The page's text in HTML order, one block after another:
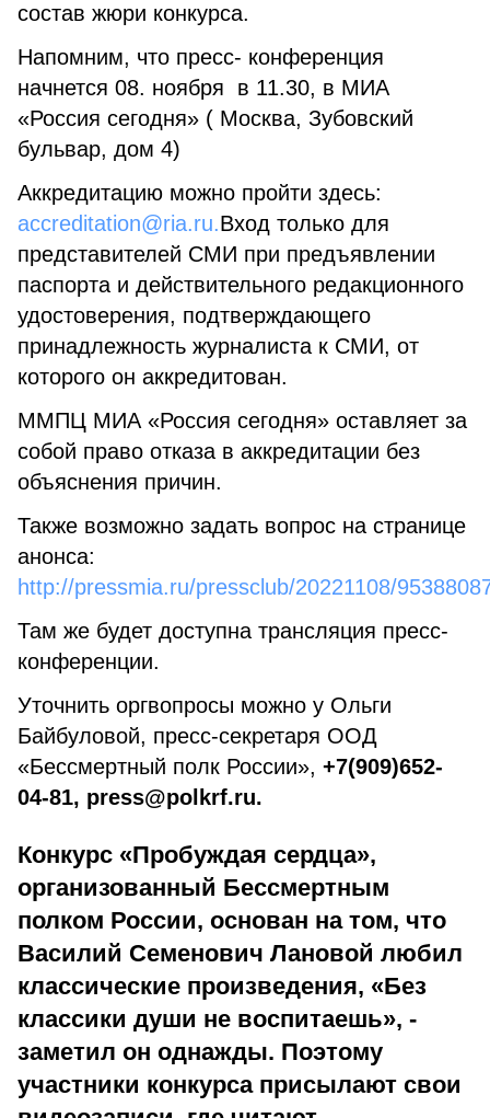
состав жюри конкурса.
Напомним, что пресс- конференция
начнется 08. ноября в 11.30, в МИА
«Россия сегодня» ( Москва, Зубовский
бульвар, дом 4)
Аккредитацию можно пройти здесь:
accreditation@ria.ru.Вход только для
представителей СМИ при предъявлении
паспорта и действительного редакционного
удостоверения, подтверждающего
принадлежность журналиста к СМИ, от
которого он аккредитован.
ММПЦ МИА «Россия сегодня» оставляет за
собой право отказа в аккредитации без
объяснения причин.
Также возможно задать вопрос на странице
анонса:
http://pressmia.ru/pressclub/20221108/
Там же будет доступна трансляция пресс-
конференции.
Уточнить оргвопросы можно у Ольги
Байбуловой, пресс-секретаря ООД
«Бессмертный полк России», +7(909)652-
04-81, press@polkrf.ru.
Конкурс «Пробуждая сердца»,
организованный Бессмертным
полком России, основан на том, что
Василий Семенович Лановой любил
классические произведения, «Без
классики души не воспитаешь», -
заметил он однажды. Поэтому
участники конкурса присылают свои